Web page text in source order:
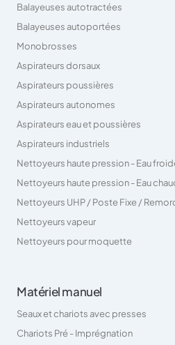
Balayeuses autotractées
Balayeuses autoportées
Monobrosses
Aspirateurs dorsaux
Aspirateurs poussières
Aspirateurs autonomes
Aspirateurs eau et poussières
Aspirateurs industriels
Nettoyeurs haute pression - Eau
Nettoyeurs haute pression - Eau
Nettoyeurs UHP / Poste Fixe /
Nettoyeurs vapeur
Nettoyeurs pour moquette
Matériel manuel
Seaux et chariots avec presses
Chariots Pré - Imprégnation